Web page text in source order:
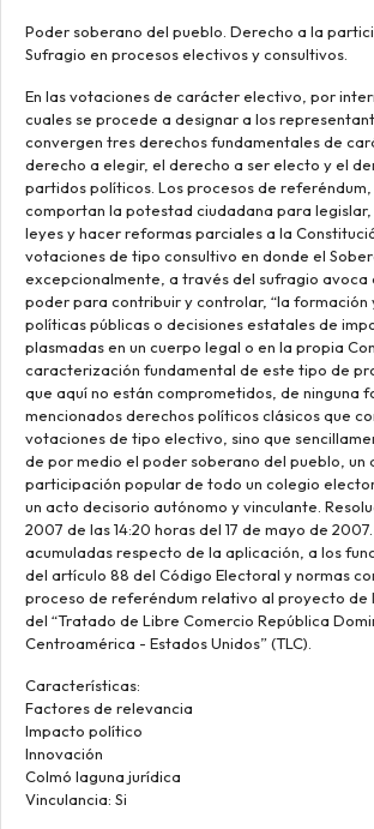
Poder soberano del pueblo. Derecho a la
Sufragio en procesos electivos y consultivos.
En las votaciones de carácter electivo, por
cuales se procede a designar a los
convergen tres derechos fundamentales de
derecho a elegir, el derecho a ser electo y el
partidos políticos. Los procesos de
comportan la potestad ciudadana para
leyes y hacer reformas parciales a la
votaciones de tipo consultivo en donde el
excepcionalmente, a través del sufragio avoca
poder para contribuir y controlar, “la formación
políticas públicas o decisiones estatales de
plasmadas en un cuerpo legal o en la propia
caracterización fundamental de este tipo de
que aquí no están comprometidos, de ninguna
mencionados derechos políticos clásicos que
votaciones de tipo electivo, sino que
de por medio el poder soberano del pueblo, un
participación popular de todo un colegio
un acto decisorio autónomo y vinculante.
2007 de las 14:20 horas del 17 de mayo de
acumuladas respecto de la aplicación, a los
del artículo 88 del Código Electoral y normas
proceso de referéndum relativo al proyecto de
del “Tratado de Libre Comercio República
Centroamérica - Estados Unidos” (TLC).
Características:
Factores de relevancia
Impacto político
Innovación
Colmó laguna jurídica
Vinculancia: Si